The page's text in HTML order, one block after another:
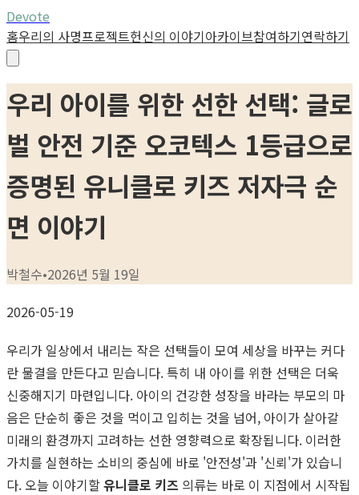
Devote
홈우리의 사명프로젝트헌신의 이야기아카이브참여하기연락하기
우리 아이를 위한 선한 선택: 글로
벌 안전 기준 오코텍스 1등급으로
증명된 유니클로 키즈 저자극 순
면 이야기
박철수•2026년 5월 19일
2026-05-19
우리가 일상에서 내리는 작은 선택들이 모여 세상을 바꾸는 커다
란 물결을 만든다고 믿습니다. 특히 내 아이를 위한 선택은 더욱
신중해지기 마련입니다. 아이의 건강한 성장을 바라는 부모의 마
음은 단순히 좋은 것을 먹이고 입히는 것을 넘어, 아이가 살아갈
미래의 환경까지 고려하는 선한 영향력으로 확장됩니다. 이러한
가치를 실현하는 소비의 중심에 바로 '안전성'과 '신뢰'가 있습니
다. 오늘 이야기할유니클로 키즈 의류는 바로 이 지점에서 시작됩